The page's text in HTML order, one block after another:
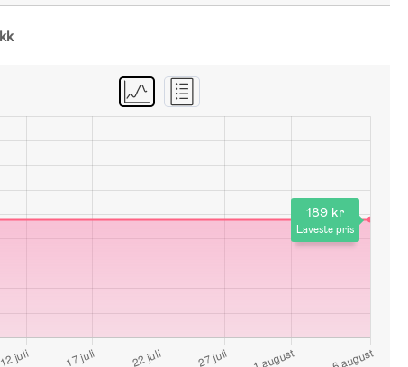
189 kr
Laveste pris